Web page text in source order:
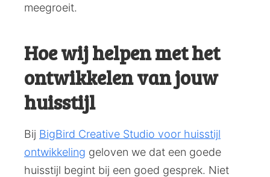
meegroeit.
Hoe wij helpen met het
ontwikkelen van jouw
huisstijl
Bij BigBird Creative Studio voor huisstijl
ontwikkeling geloven we dat een goede
huisstijl begint bij een goed gesprek. Niet